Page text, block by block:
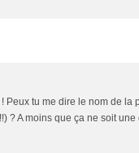
Peux tu me dire le nom de la
? A moins que ça ne soit une